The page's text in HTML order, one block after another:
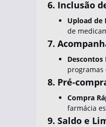
6. Inclusão
Upload de
de
7.
Descontos
programas
8. Pré-
Compra
farmácia
9. Saldo e